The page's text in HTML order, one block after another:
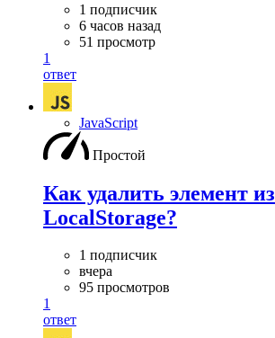
1 подписчик
6 часов назад
51 просмотр
1
ответ
JavaScript
Простой
Как удалить элемент из
LocalStorage?
1 подписчик
вчера
95 просмотров
1
ответ